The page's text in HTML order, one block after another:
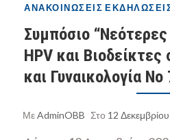
ΑΝΑΚΟΙΝΏΣΕΙΣ
Συμπόσιο “Νεότερες
HPV και
και Γυναικολογία Νο
ΜεAdminOBB Στο 12